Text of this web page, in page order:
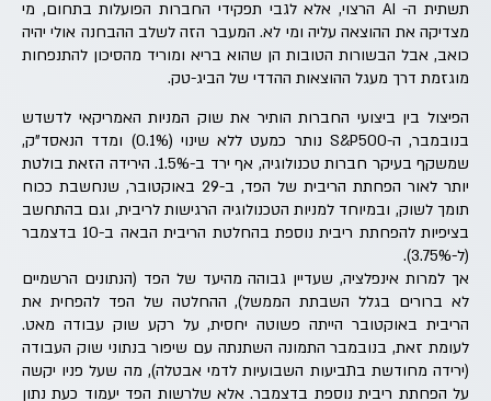
תשתית ה- AI הרצוי, אלא לגבי תפקידי החברות הפועלות בתחום, מי
מצדיקה את ההוצאה עליה ומי לא. המעבר הזה לשלב ההבחנה אולי יהיה
כואב, אבל הבשורות הטובות הן שהוא בריא ומוריד מהסיכון להתנפחות
מוגזמת דרך מעגל ההוצאות ההדדי של הביג-טק.
הפיצול בין ביצועי החברות הותיר את שוק המניות האמריקאי לדשדש
בנובמבר, ה-S&P500 נותר כמעט ללא שינוי (0.1%) ומדד הנאסד"ק,
שמשקף בעיקר חברות טכנולוגיה, אף ירד ב-1.5%. הירידה הזאת בולטת
יותר לאור הפחתת הריבית של הפד, ב-29 באוקטובר, שנחשבת ככוח
תומך לשוק, ובמיוחד למניות הטכנולוגיה הרגישות לריבית, וגם בהתחשב
בציפיות להפחתת ריבית נוספת בהחלטת הריבית הבאה ב-10 בדצמבר
(ל-3.75%).
אך למרות אינפלציה, שעדיין גבוהה מהיעד של הפד (הנתונים הרשמיים
לא ברורים בגלל השבתת הממשל), ההחלטה של הפד להפחית את
הריבית באוקטובר הייתה פשוטה יחסית, על רקע שוק עבודה מאט.
לעומת זאת, בנובמבר התמונה השתנתה עם שיפור בנתוני שוק העבודה
(ירידה מחודשת בתביעות השבועיות לדמי אבטלה), מה שעל פניו יקשה
על הפחתת ריבית נוספת בדצמבר. אלא שלרשות הפד יעמוד כעת נתון